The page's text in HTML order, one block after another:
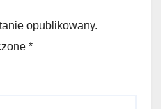
opublikowany.
*